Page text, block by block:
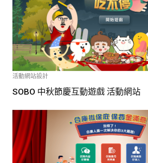
活動網站設計
SOBO 中秋節慶互動遊戲 活動網站